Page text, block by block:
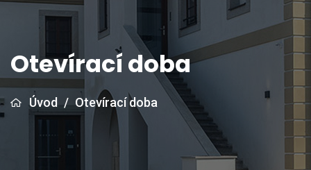
Otevírací doba
Úvod / Otevírací doba